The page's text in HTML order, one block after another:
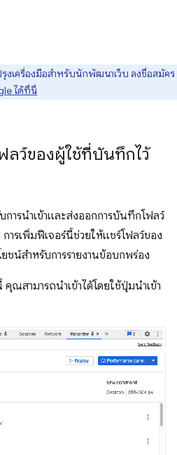
งเครื่องมือสำหรับนักพัฒนาเว็บ ลงชื่อสมัคร
ได้ที่นี่
ลว์ของผู้ใช้ที่บันทึกไว้
การนำเข้าและส่งออกการบันทึกโฟลว์
ารเพิ่มฟีเจอร์นี้ช่วยให้แชร์โฟลว์ของ
ชน์สำหรับการรายงานข้อบกพร่อง
คุณสามารถนำเข้าได้โดยใช้ปุ่มนำเข้า